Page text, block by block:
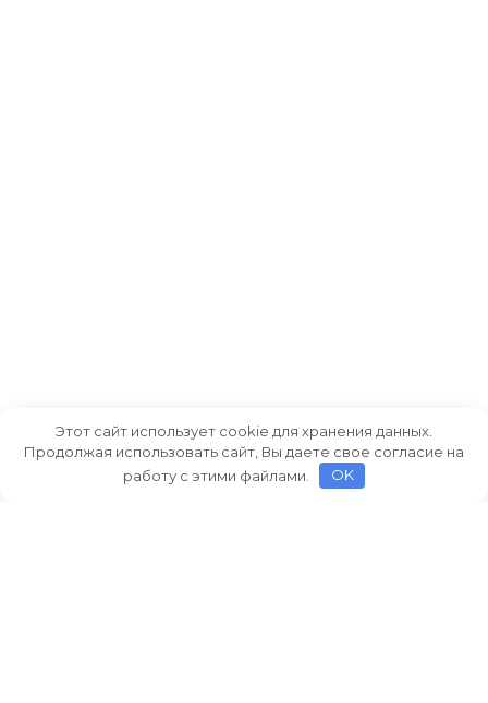
Этот сайт использует cookie для хранения данных.
Продолжая использовать сайт, Вы даете свое согласие на
работу с этими файлами.
OK